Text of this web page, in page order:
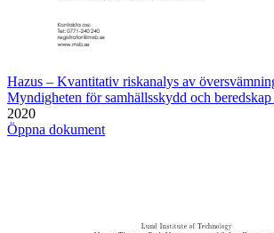
Hazus – Kvantitativ riskanalys av
Myndigheten för samhällsskydd och
2020
Öppna dokument